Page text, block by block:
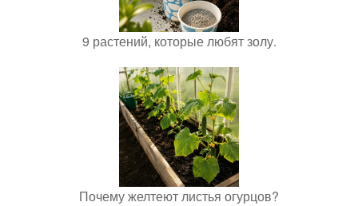
9 растений, которые любят золу.
Почему желтеют листья огурцов?